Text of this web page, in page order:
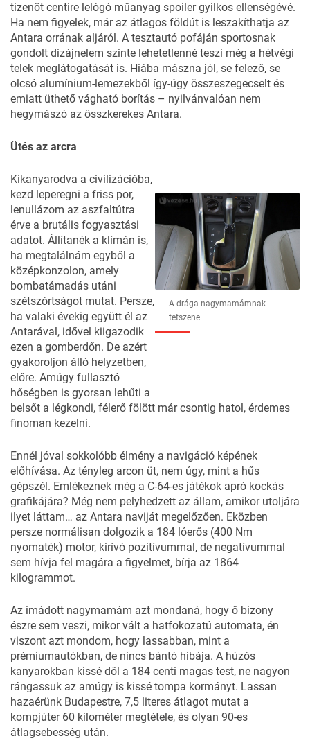
tizenöt centire lelógó műanyag spoiler gyilkos ellenségévé.
Ha nem figyelek, már az átlagos földút is leszakíthatja az
Antara orrának aljáról. A tesztautó pofáján sportosnak
gondolt dizájnelem szinte lehetetlenné teszi még a hétvégi
telek meglátogatását is. Hiába mászna jól, se felező, se
olcsó alumínium-lemezekből így-úgy összeszegecselt és
emiatt üthető vágható borítás – nyilvánvalóan nem
hegymászó az összkerekes Antara.
Ütés az arcra
A drága nagymamámnak
tetszene
Kikanyarodva a civilizációba,
kezd leperegni a friss por,
lenullázom az aszfaltútra
érve a brutális fogyasztási
adatot. Állítanék a klímán is,
ha megtalálnám egyből a
középkonzolon, amely
bombatámadás utáni
szétszórtságot mutat. Persze,
ha valaki évekig együtt él az
Antarával, idővel kiigazodik
ezen a gomberdőn. De azért
gyakoroljon álló helyzetben,
előre. Amúgy fullasztó
hőségben is gyorsan lehűti a
belsőt a légkondi, félerő fölött már csontig hatol, érdemes
finoman kezelni.
Ennél jóval sokkolóbb élmény a navigáció képének
előhívása. Az tényleg arcon üt, nem úgy, mint a hűs
gépszél. Emlékeznek még a C-64-es játékok apró kockás
grafikájára? Még nem pelyhedzett az állam, amikor utoljára
ilyet láttam… az Antara naviját megelőzően. Eközben
persze normálisan dolgozik a 184 lóerős (400 Nm
nyomaték) motor, kirívó pozitívummal, de negatívummal
sem hívja fel magára a figyelmet, bírja az 1864
kilogrammot.
Az imádott nagymamám azt mondaná, hogy ő bizony
észre sem veszi, mikor vált a hatfokozatú automata, én
viszont azt mondom, hogy lassabban, mint a
prémiumautókban, de nincs bántó hibája. A húzós
kanyarokban kissé dől a 184 centi magas test, ne nagyon
rángassuk az amúgy is kissé tompa kormányt. Lassan
hazaérünk Budapestre, 7,5 literes átlagot mutat a
kompjúter 60 kilométer megtétele, és olyan 90-es
átlagsebesség után.